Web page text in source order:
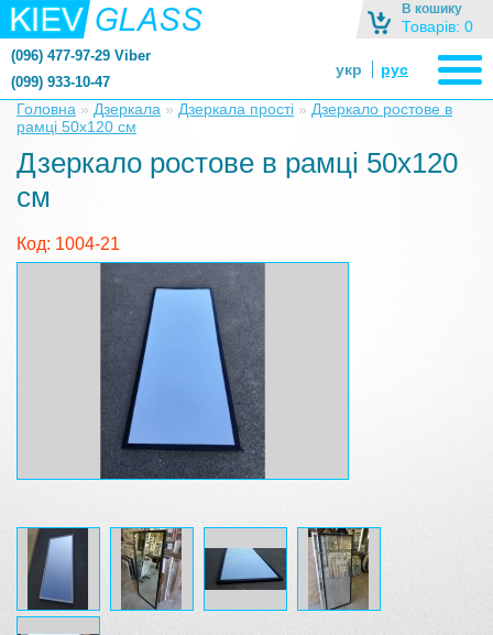
В кошику
Товарів: 0
(096) 477-97-29 Viber
(099) 933-10-47
zerkalonazakaz@gmail.com
zerkaloshop@ukr.net
укр рус
Головна » Дзеркала » Дзеркала прості » Дзеркало ростове в
рамці 50х120 см
Дзеркало ростове в рамці 50х120
см
Код: 1004-21